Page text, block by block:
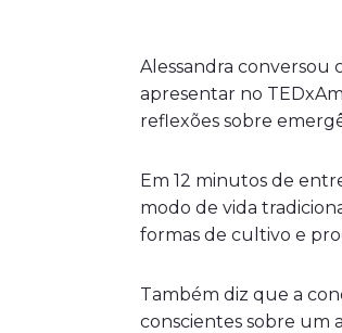
Alessandra conversou
apresentar no
reflexões sobre
Em 12 minutos de
modo de vida
formas de cultivo e
Também diz que a
conscientes sobre um